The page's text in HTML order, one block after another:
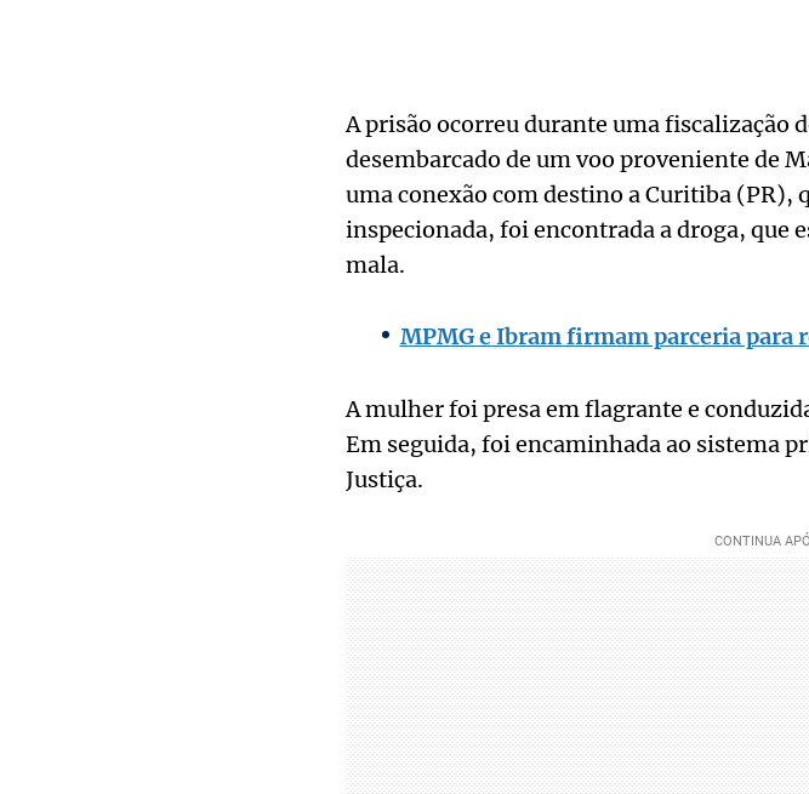
A prisão ocorreu durante uma fiscalização
desembarcado de um voo proveniente de
uma conexão com destino a Curitiba (PR),
inspecionada, foi encontrada a droga, que
mala.
MPMG e Ibram firmam parceria para
A mulher foi presa em flagrante e
Em seguida, foi encaminhada ao sistema
Justiça.